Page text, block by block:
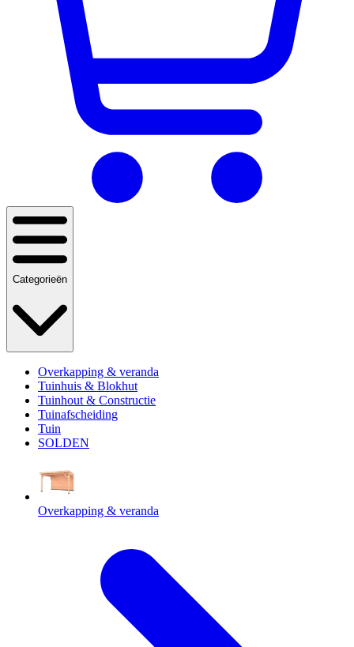
Categorieën
Overkapping & veranda
Tuinhuis & Blokhut
Tuinhout & Constructie
Tuinafscheiding
Tuin
SOLDEN
Overkapping & veranda